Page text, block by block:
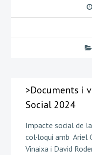
>Documents i
Social 2024
Impacte social de
col·loqui amb Ariel
Vinaixa i David